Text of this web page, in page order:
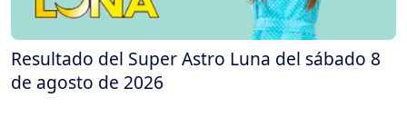
Resultado del Super Astro Luna del sábado 8
de agosto de 2026